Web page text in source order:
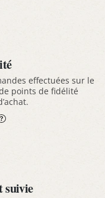
effectuées sur le
points de fidélité
suivie